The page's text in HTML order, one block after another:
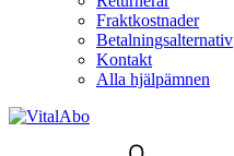
Fraktkostnader
Betalningsalternativ
Kontakt
Alla hjälpämnen